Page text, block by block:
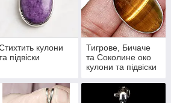
кулони
підвіски
Тигрове, Бичаче
та Соколине око
кулони та підвіски